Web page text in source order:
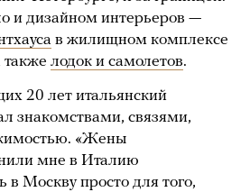
и дизайном интерьеров —
в жилищном комплексе
также лодок и самолетов.
20 лет итальянский
знакомствами, связями,
«Жены
мне в Италию
в Москву просто для того,